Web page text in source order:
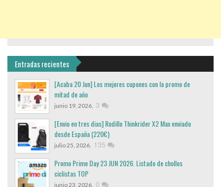
Entradas recientes
[Acaba 20 Jun] Los mejores cupones con la promo de
mitad de año
junio 19, 2026 3
[Envio en tres dias] Rodillo Thinkrider X2 Max enviado
desde España (220€)
julio 25, 2026 135
Promo Prime Day 23 JUN 2026. Listado de chollos
ciclistas TOP
junio 23, 2026 0